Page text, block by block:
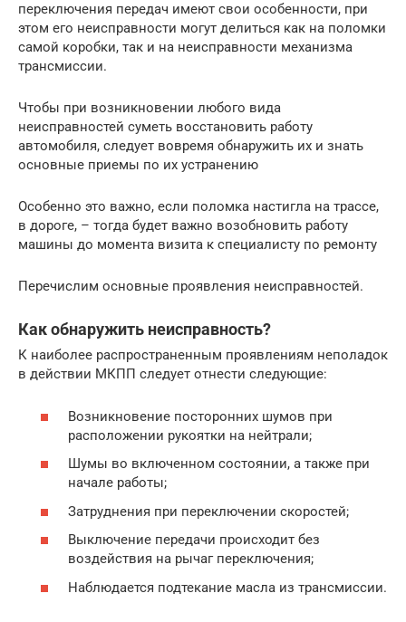
переключения передач имеют свои особенности, при
этом его неисправности могут делиться как на поломки
самой коробки, так и на неисправности механизма
трансмиссии.
Чтобы при возникновении любого вида
неисправностей суметь восстановить работу
автомобиля, следует вовремя обнаружить их и знать
основные приемы по их устранению
Особенно это важно, если поломка настигла на трассе,
в дороге, – тогда будет важно возобновить работу
машины до момента визита к специалисту по ремонту
Перечислим основные проявления неисправностей.
Как обнаружить неисправность?
К наиболее распространенным проявлениям неполадок
в действии МКПП следует отнести следующие:
Возникновение посторонних шумов при
расположении рукоятки на нейтрали;
Шумы во включенном состоянии, а также при
начале работы;
Затруднения при переключении скоростей;
Выключение передачи происходит без
воздействия на рычаг переключения;
Наблюдается подтекание масла из трансмиссии.